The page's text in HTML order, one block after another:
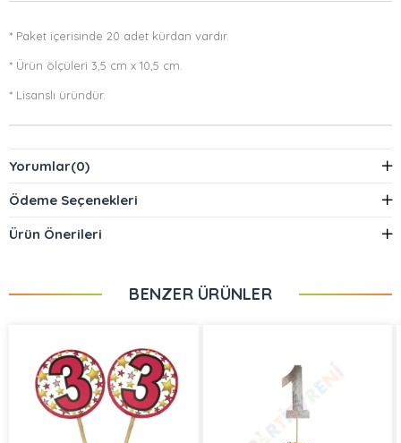
* Paket içerisinde 20 adet kürdan vardır.
* Ürün ölçüleri 3,5 cm x 10,5 cm.
* Lisanslı üründür.
Yorumlar(0)
Ödeme Seçenekleri
Ürün Önerileri
BENZER ÜRÜNLER